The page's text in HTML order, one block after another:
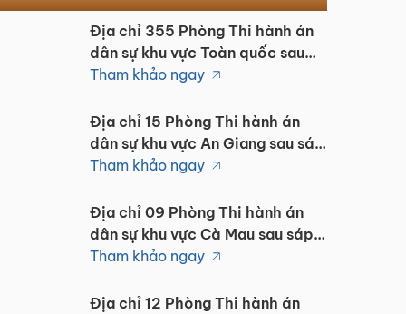
Địa chỉ 355 Phòng Thi hành án
dân sự khu vực Toàn quốc sau
sáp nhập 1/7/2025
Tham khảo ngay
Địa chỉ 15 Phòng Thi hành án
dân sự khu vực An Giang sau sáp
nhập 1/7/2025
Tham khảo ngay
Địa chỉ 09 Phòng Thi hành án
dân sự khu vực Cà Mau sau sáp
nhập 1/7/2025
Tham khảo ngay
Địa chỉ 12 Phòng Thi hành án